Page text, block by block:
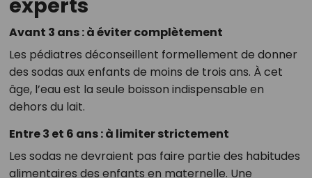
experts
Avant 3 ans : à éviter complètement
Les pédiatres déconseillent formellement de donner
des sodas aux enfants de moins de trois ans. À cet
âge, l’eau est la seule boisson indispensable en
dehors du lait.
Entre 3 et 6 ans : à limiter strictement
Les sodas ne devraient pas faire partie des habitudes
alimentaires des enfants en maternelle. Une